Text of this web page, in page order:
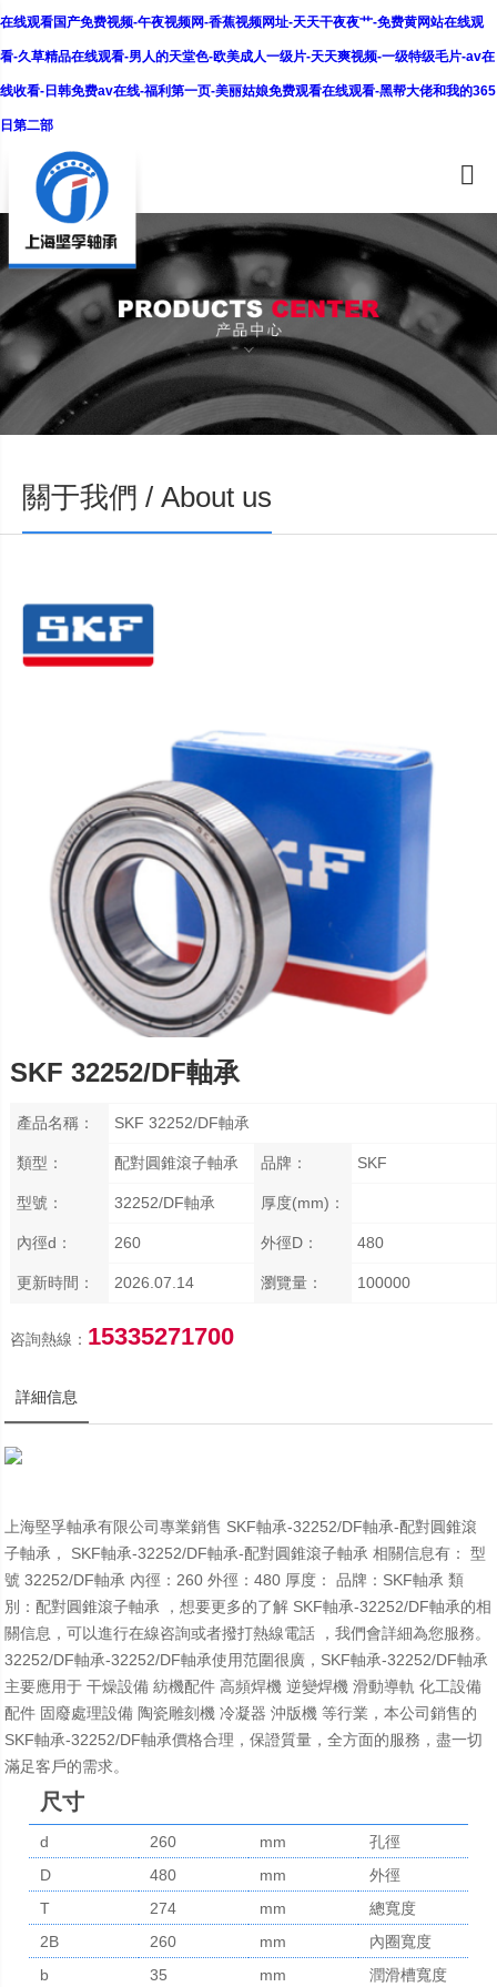
在线观看国产免费视频-午夜视频网-香蕉视频网址-天天干夜夜艹-免费黄网站在线观
看-久草精品在线观看-男人的天堂色-欧美成人一级片-天天爽视频-一级特级毛片-av在
线收看-日韩免费av在线-福利第一页-美丽姑娘免费观看在线观看-黑帮大佬和我的365
日第二部
關于我們 / About us
SKF 32252/DF軸承
產品名稱： SKF 32252/DF軸承
類型： 配對圓錐滾子軸承 品牌： SKF
型號： 32252/DF軸承 厚度(mm)：
內徑d： 260 外徑D： 480
更新時間： 2026.07.14 瀏覽量： 100000
咨詢熱線： 15335271700
詳細信息
上海堅孚軸承有限公司專業銷售 SKF軸承-32252/DF軸承-配對圓錐滾
子軸承， SKF軸承-32252/DF軸承-配對圓錐滾子軸承 相關信息有： 型
號 32252/DF軸承 內徑：260 外徑：480 厚度： 品牌：SKF軸承 類
別：配對圓錐滾子軸承 ，想要更多的了解 SKF軸承-32252/DF軸承的相
關信息，可以進行在線咨詢或者撥打熱線電話 ，我們會詳細為您服務。
32252/DF軸承-32252/DF軸承使用范圍很廣，SKF軸承-32252/DF軸承
主要應用于 干燥設備 紡機配件 高頻焊機 逆變焊機 滑動導軌 化工設備
配件 固廢處理設備 陶瓷雕刻機 冷凝器 沖版機 等行業，本公司銷售的
SKF軸承-32252/DF軸承價格合理，保證質量，全方面的服務，盡一切
滿足客戶的需求。
尺寸
d 260 mm
孔徑
D
480 mm
外徑
T
274 mm
總寬度
2B
260 mm
內圈寬度
b
35 mm
潤滑槽寬度